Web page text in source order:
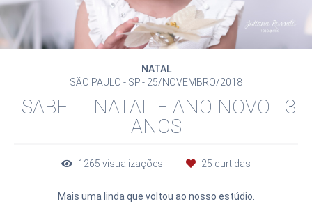
NATAL
SÃO PAULO - SP
25/NOVEMBRO/2018
ISABEL - NATAL E ANO NOVO - 3
ANOS
1265 visualizações 25 curtidas
Mais uma linda que voltou ao nosso estúdio.